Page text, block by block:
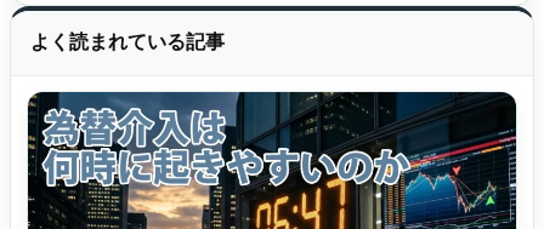
よく読まれている記事